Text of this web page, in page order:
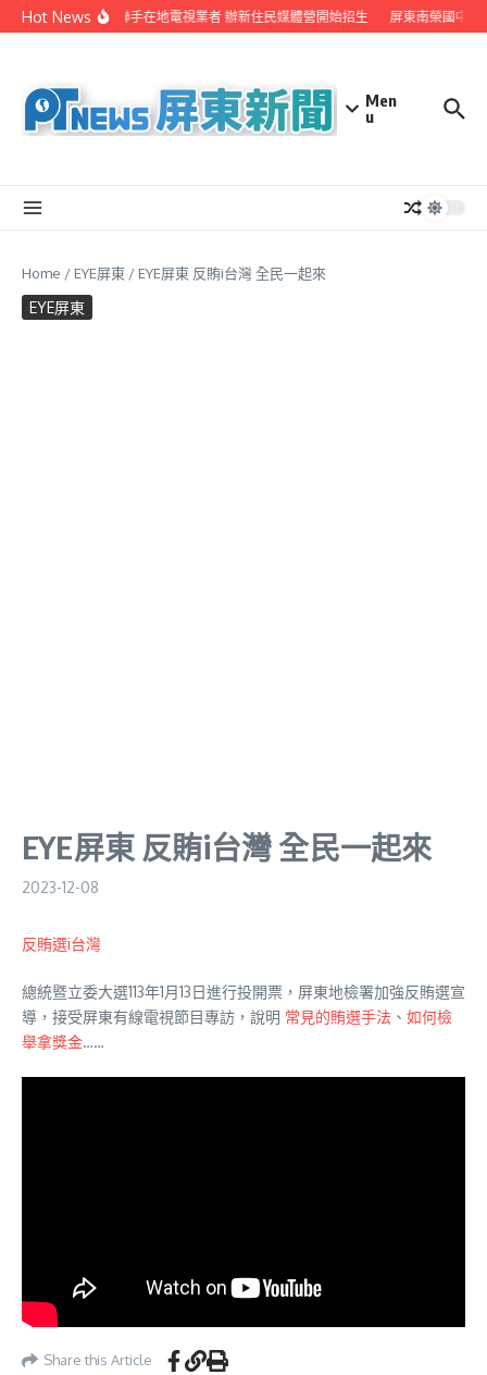
Skip to content
Hot News屏縣府聯手在地電視業者 辦新住民媒體營開始招生 屏東南榮國中赴
Men
u
Home / EYE屏東 / EYE屏東 反賄i台灣 全民一起來
EYE屏東
EYE屏東 反賄i台灣 全民一起來
2023-12-08
反賄選i台灣
總統暨立委大選113年1月13日進行投開票，屏東地檢署加強反賄選宣
導，接受屏東有線電視節目專訪，說明 常見的賄選手法 、 如何檢
舉拿獎金……
Share this Article